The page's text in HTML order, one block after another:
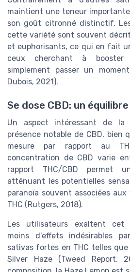
maintient une teneur
son goût citronné distinctif.
cette variété sont souvent
et euphorisants, ce qui en fait
ceux cherchant à
simplement passer un
Dubois, 2021).
Se dose CBD: un
Un aspect intéressant de la
présence notable de CBD, bien
mesure par rapport au
concentration de CBD varie
rapport THC/CBD permet
atténuant les potentielles
paranoïa souvent associées
THC (Rutgers, 2018).
Les utilisateurs exaltent cet
moins d'effets indésirables
sativas fortes en THC telles
Silver Haze (Tweed Report,